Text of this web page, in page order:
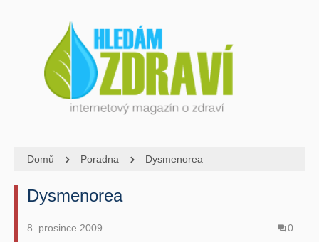
Domů Poradna Dysmenorea
Dysmenorea
8. prosince 2009 0